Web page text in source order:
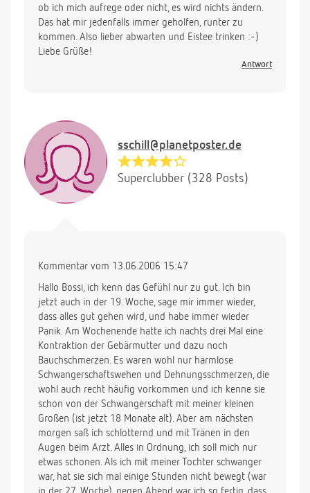
ob ich mich aufrege oder nicht, es wird nichts ändern.
Das hat mir jedenfalls immer geholfen, runter zu
kommen. Also lieber abwarten und Eistee trinken :-)
Liebe Grüße!
Antwort
sschill@planetposter.de
Superclubber (328 Posts)
Kommentar vom 13.06.2006 15:47
Hallo Bossi, ich kenn das Gefühl nur zu gut. Ich bin
jetzt auch in der 19. Woche, sage mir immer wieder,
dass alles gut gehen wird, und habe immer wieder
Panik. Am Wochenende hatte ich nachts drei Mal eine
Kontraktion der Gebärmutter und dazu noch
Bauchschmerzen. Es waren wohl nur harmlose
Schwangerschaftswehen und Dehnungsschmerzen, die
wohl auch recht häufig vorkommen und ich kenne sie
schon von der Schwangerschaft mit meiner kleinen
Großen (ist jetzt 18 Monate alt). Aber am nächsten
morgen saß ich schlotternd und mit Tränen in den
Augen beim Arzt. Alles in Ordnung, ich soll mich nur
etwas schonen. Als ich mit meiner Tochter schwanger
war, hat sie sich mal einige Stunden nicht bewegt (war